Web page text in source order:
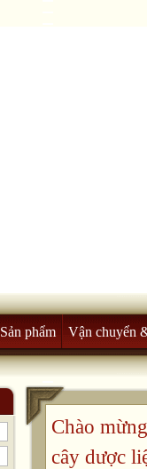
Sản phẩm Vận chuyển
Chào
cây dược